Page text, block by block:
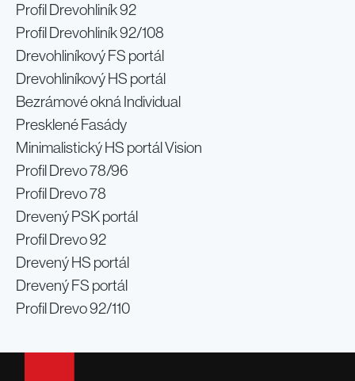
Profil Drevohliník 92
Profil Drevohliník 92/108
Drevohliníkový FS portál
Drevohliníkový HS portál
Bezrámové okná Individual
Presklené Fasády
Minimalistický HS portál Vision
Profil Drevo 78/96
Profil Drevo 78
Drevený PSK portál
Profil Drevo 92
Drevený HS portál
Drevený FS portál
Profil Drevo 92/110